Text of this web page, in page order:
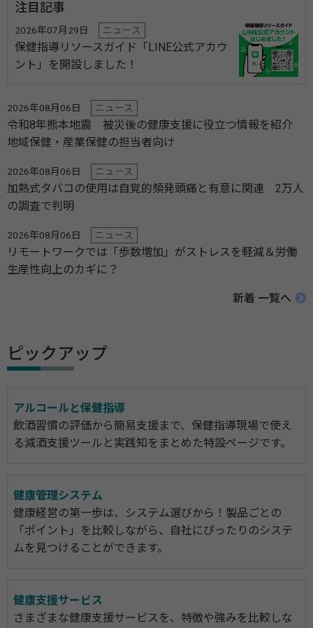
注目記事
2026年07月29日 ニュース
保健指導リソースガイド「LINE公式アカウ
ント」を開設しました！
2026年08月06日 ニュース
令和8年熊本地震 被災後の健康支援に役立つ情報を紹介
地域保健・産業保健の担当者向け
2026年08月06日 ニュース
加熱式タバコの使用は自覚的頻発頭痛と有意に関連 2万人
の調査で判明
2026年08月06日 ニュース
リモートワークでは「歩数増加」がストレスを軽減＆労働
生産性向上のカギに？
新着 一覧へ
ピックアップ
アルコールと保健指導
飲酒習慣の評価から簡易支援まで、保健指導現場で使え
る減酒支援ツールと実践知をまとめた特設ページです。
健康管理システム
健康経営の第一歩は、システム選びから！製品ごとの
「ポイント」を比較しながら、自社にぴったりのシステ
ムを見つけることができます。
健康支援サービス
さまざまな健康支援サービスを、特徴や強みを比較しな